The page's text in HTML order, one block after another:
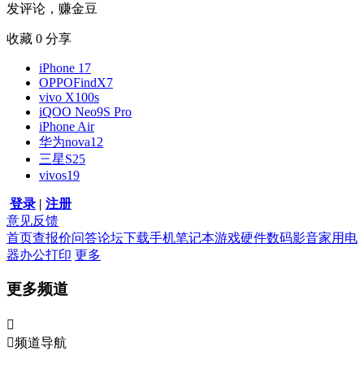
发评论，赚金豆
收藏 0 分享
iPhone 17
OPPOFindX7
vivo X100s
iQOO Neo9S Pro
iPhone Air
华为nova12
三星S25
vivos19
登录 | 注册
意见反馈
首页查报价问答论坛下载手机笔记本游戏硬件数码影音家用电
器办公打印 更多
更多频道

频道导航